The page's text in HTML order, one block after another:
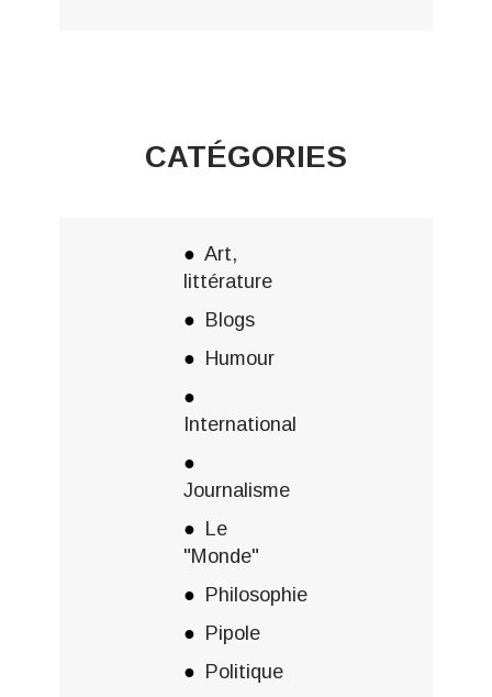
CATÉGORIES
Art,
littérature
Blogs
Humour
International
Journalisme
Le
"Monde"
Philosophie
Pipole
Politique